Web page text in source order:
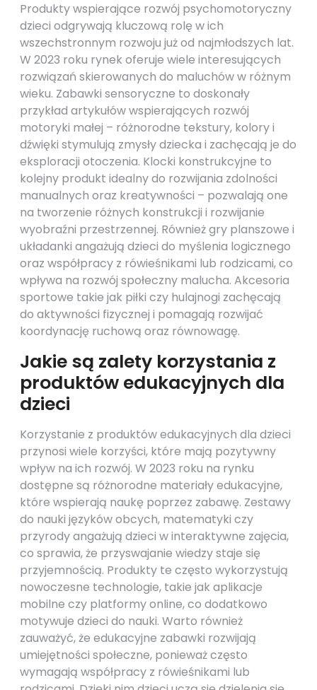
Produkty wspierające rozwój psychomotoryczny
dzieci odgrywają kluczową rolę w ich
wszechstronnym rozwoju już od najmłodszych lat.
W 2023 roku rynek oferuje wiele interesujących
rozwiązań skierowanych do maluchów w różnym
wieku. Zabawki sensoryczne to doskonały
przykład artykułów wspierających rozwój
motoryki małej – różnorodne tekstury, kolory i
dźwięki stymulują zmysły dziecka i zachęcają je do
eksploracji otoczenia. Klocki konstrukcyjne to
kolejny produkt idealny do rozwijania zdolności
manualnych oraz kreatywności – pozwalają one
na tworzenie różnych konstrukcji i rozwijanie
wyobraźni przestrzennej. Również gry planszowe i
układanki angażują dzieci do myślenia logicznego
oraz współpracy z rówieśnikami lub rodzicami, co
wpływa na rozwój społeczny malucha. Akcesoria
sportowe takie jak piłki czy hulajnogi zachęcają
do aktywności fizycznej i pomagają rozwijać
koordynację ruchową oraz równowagę.
Jakie są zalety korzystania z
produktów edukacyjnych dla
dzieci
Korzystanie z produktów edukacyjnych dla dzieci
przynosi wiele korzyści, które mają pozytywny
wpływ na ich rozwój. W 2023 roku na rynku
dostępne są różnorodne materiały edukacyjne,
które wspierają naukę poprzez zabawę. Zestawy
do nauki języków obcych, matematyki czy
przyrody angażują dzieci w interaktywne zajęcia,
co sprawia, że przyswajanie wiedzy staje się
przyjemnością. Produkty te często wykorzystują
nowoczesne technologie, takie jak aplikacje
mobilne czy platformy online, co dodatkowo
motywuje dzieci do nauki. Warto również
zauważyć, że edukacyjne zabawki rozwijają
umiejętności społeczne, ponieważ często
wymagają współpracy z rówieśnikami lub